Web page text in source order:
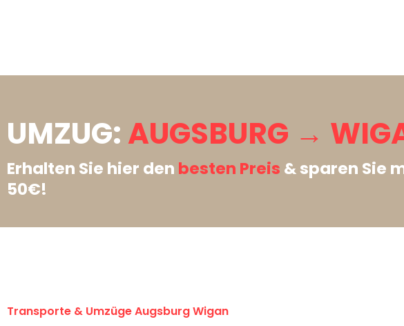
UMZUG: AUGSBURG →
Erhalten Sie hier den besten Preis & sparen Sie
50€!
Transporte & Umzüge Augsburg Wigan